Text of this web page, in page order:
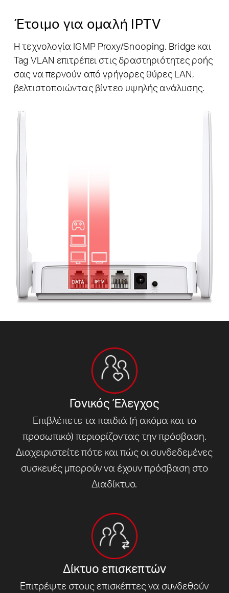
Έτοιμο για ομαλή IPTV
Η τεχνολογία IGMP Proxy/Snooping, Bridge και
Tag VLAN επιτρέπει στις δραστηριότητες ροής
σας να περνούν από γρήγορες θύρες LAN,
βελτιστοποιώντας βίντεο υψηλής ανάλυσης.
Γονικός Έλεγχος
Επιβλέπετε τα παιδιά (ή ακόμα και το
προσωπικό) περιορίζοντας την πρόσβαση.
Διαχειριστείτε πότε και πώς οι συνδεδεμένες
συσκευές μπορούν να έχουν πρόσβαση στο
Διαδίκτυο.
Δίκτυο επισκεπτών
Επιτρέψτε στους επισκέπτες να συνδεθούν